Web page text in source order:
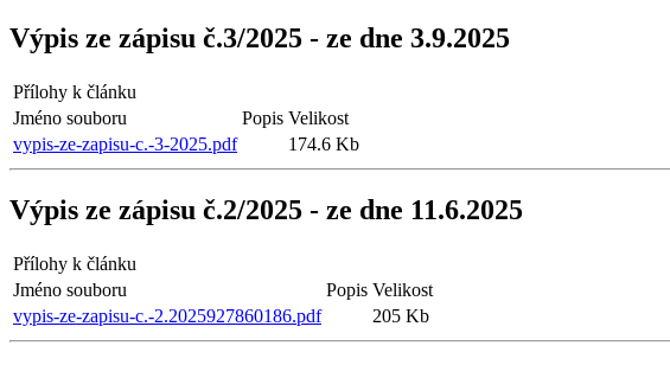
Výpis ze zápisu č.3/2025 - ze dne 3.9.2025
Přílohy k článku
Jméno souboru
Popis Velikost
vypis-ze-zapisu-c.-3-2025.pdf
174.6 Kb
Výpis ze zápisu č.2/2025 - ze dne 11.6.2025
Přílohy k článku
Jméno souboru
Popis Velikost
vypis-ze-zapisu-c.-2.2025927860186.pdf
205 Kb